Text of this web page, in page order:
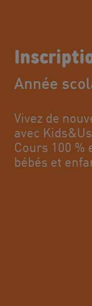
Année
Vivez de
avec
Cours 100 %
bébés et